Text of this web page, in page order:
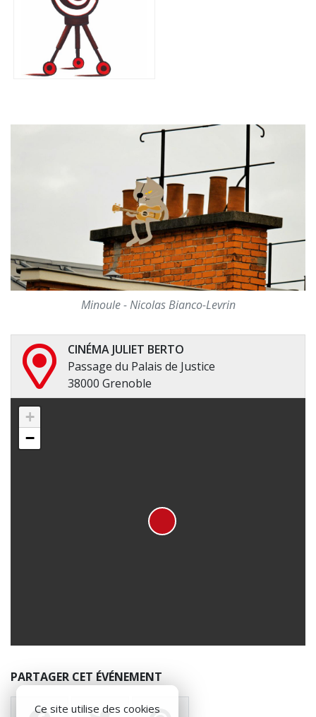
Minoule - Nicolas Bianco-Levrin
CINÉMA JULIET BERTO
Passage du Palais de Justice
38000 Grenoble
+
−
PARTAGER CET ÉVÉNEMENT
Ce site utilise des cookies